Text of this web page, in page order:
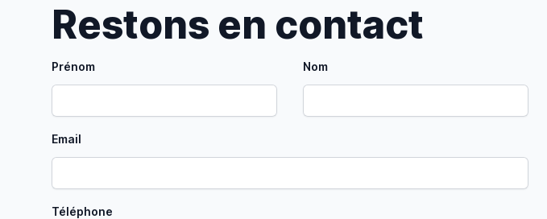
Restons en contact
Prénom Nom
Email
Téléphone